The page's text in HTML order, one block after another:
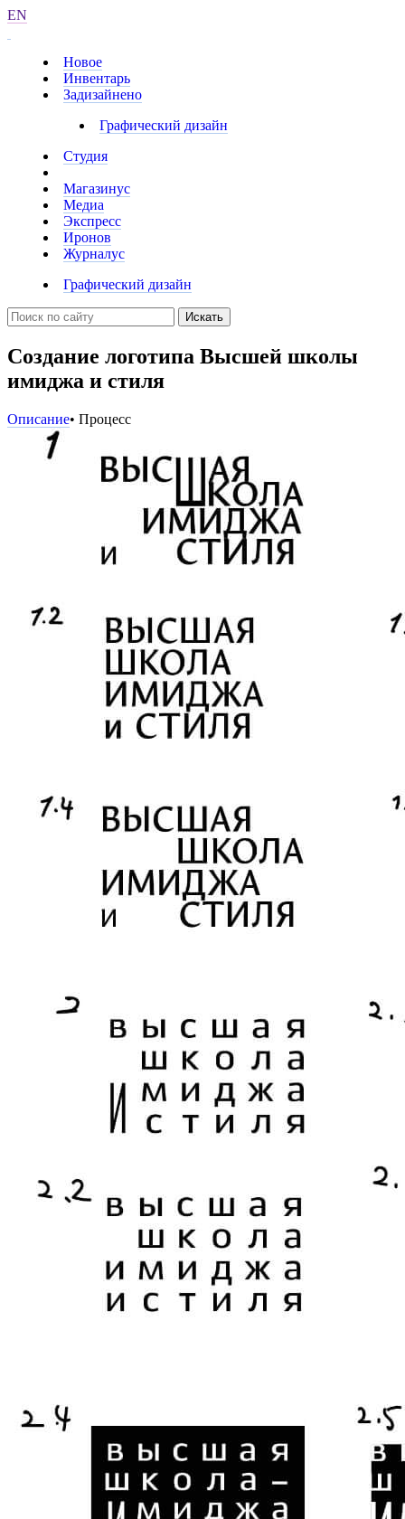
EN
Новое
Инвентарь
Задизайнено
Графический дизайн
Студия
Магазинус
Медиа
Экспресс
Иронов
Журналус
Графический дизайн
Искать
Создание логотипа Высшей школы
имиджа и стиля
Описание• Процесс